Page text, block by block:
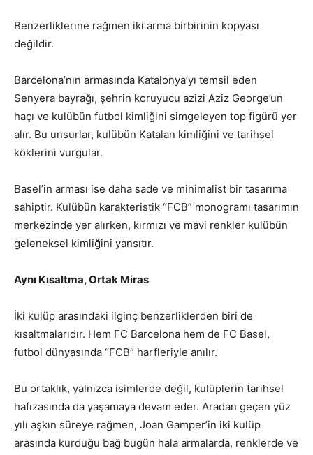
Benzerliklerine rağmen iki arma birbirinin kopyası
değildir.
Barcelona’nın armasında Katalonya’yı temsil eden
Senyera bayrağı, şehrin koruyucu azizi Aziz George’un
haçı ve kulübün futbol kimliğini simgeleyen top figürü yer
alır. Bu unsurlar, kulübün Katalan kimliğini ve tarihsel
köklerini vurgular.
Basel’in arması ise daha sade ve minimalist bir tasarıma
sahiptir. Kulübün karakteristik “FCB” monogramı tasarımın
merkezinde yer alırken, kırmızı ve mavi renkler kulübün
geleneksel kimliğini yansıtır.
Aynı Kısaltma, Ortak Miras
İki kulüp arasındaki ilginç benzerliklerden biri de
kısaltmalarıdır. Hem FC Barcelona hem de FC Basel,
futbol dünyasında “FCB” harfleriyle anılır.
Bu ortaklık, yalnızca isimlerde değil, kulüplerin tarihsel
hafızasında da yaşamaya devam eder. Aradan geçen yüz
yılı aşkın süreye rağmen, Joan Gamper’in iki kulüp
arasında kurduğu bağ bugün hala armalarda, renklerde ve